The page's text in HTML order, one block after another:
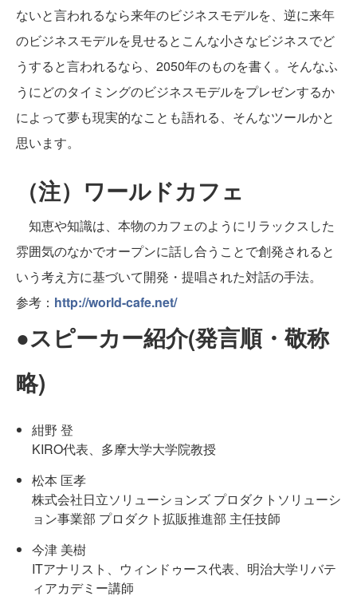
ないと言われるなら来年のビジネスモデルを、逆に来年
のビジネスモデルを見せるとこんな小さなビジネスでど
うすると言われるなら、2050年のものを書く。そんなふ
うにどのタイミングのビジネスモデルをプレゼンするか
によって夢も現実的なことも語れる、そんなツールかと
思います。
（注）ワールドカフェ
知恵や知識は、本物のカフェのようにリラックスした
雰囲気のなかでオープンに話し合うことで創発されると
いう考え方に基づいて開発・提唱された対話の手法。
参考： http://world-cafe.net/
●スピーカー紹介(発言順・敬称
略)
紺野 登
KIRO代表、多摩大学大学院教授
松本 匡孝
株式会社日立ソリューションズ プロダクトソリューシ
ョン事業部 プロダクト拡販推進部 主任技師
今津 美樹
ITアナリスト、ウィンドゥース代表、明治大学リバテ
ィアカデミー講師